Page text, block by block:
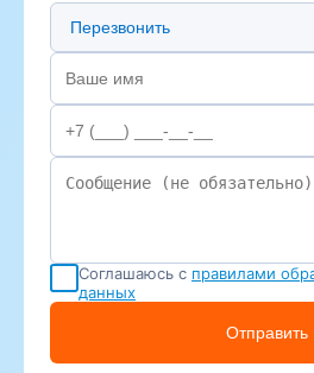
Предпочтительный способ
Соглашаюсь с правилами
данных
Отправить